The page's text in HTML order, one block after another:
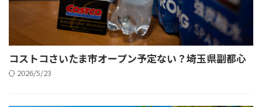
コストコさいたま市オープン予定ない？埼玉県副都心
2026/5/23